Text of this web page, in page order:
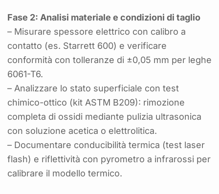
Fase 2: Analisi materiale e condizioni di taglio
– Misurare spessore elettrico con calibro a
contatto (es. Starrett 600) e verificare
conformità con tolleranze di ±0,05 mm per leghe
6061-T6.
– Analizzare lo stato superficiale con test
chimico-ottico (kit ASTM B209): rimozione
completa di ossidi mediante pulizia ultrasonica
con soluzione acetica o elettrolitica.
– Documentare conducibilità termica (test laser
flash) e riflettività con pyrometro a infrarossi per
calibrare il modello termico.